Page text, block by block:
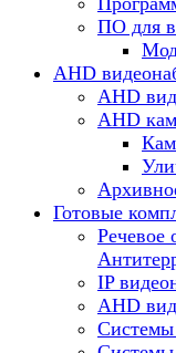
ПО для
AHD
AHD
AHD
Готовые
IP
AHD
Системы